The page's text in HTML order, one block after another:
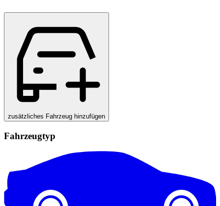
zusätzliches Fahrzeug hinzufügen
Fahrzeugtyp